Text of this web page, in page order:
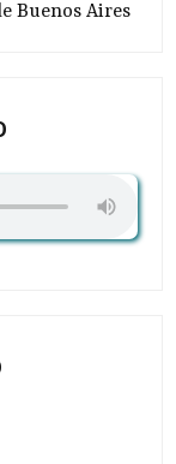
Buenos Aires